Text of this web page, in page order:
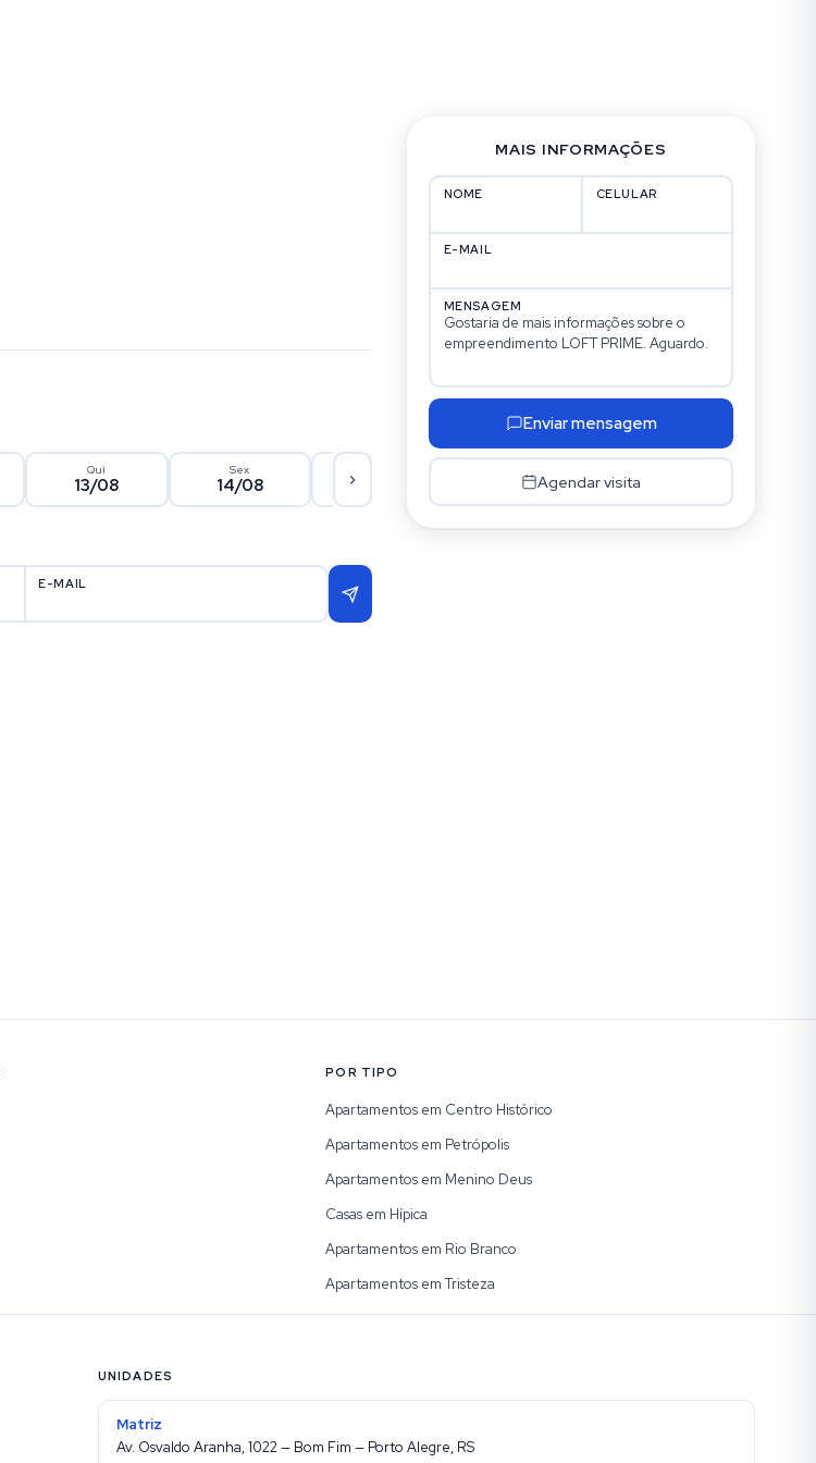
Qui
13/08
Sex
14/08 18/08
E-MAIL
MAIS INFORMAÇÕES
NOME CELULAR
E-MAIL
MENSAGEM
Enviar mensagem
Agendar visita
POR TIPO
Apartamentos em Centro Histórico
Apartamentos em Petrópolis
Apartamentos em Menino Deus
Casas em Hípica
Apartamentos em Rio Branco
Apartamentos em Tristeza
UNIDADES
Matriz
Av. Osvaldo Aranha, 1022 — Bom Fim — Porto Alegre, RS